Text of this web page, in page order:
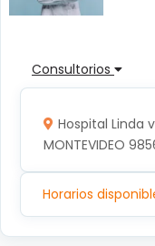
Consultorios
Hospital Linda
MONTEVIDEO
Horarios